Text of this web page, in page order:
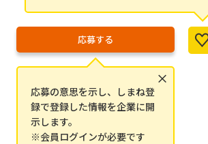
応募する
×
応募の意思を示し、しまね登
録で登録した情報を企業に開
示します。
※会員ログインが必要です